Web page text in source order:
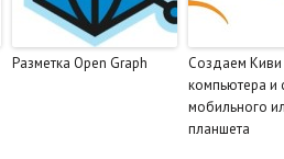
Разметка Open Graph
Cоздаем
компьютера и
мобильного
планшета